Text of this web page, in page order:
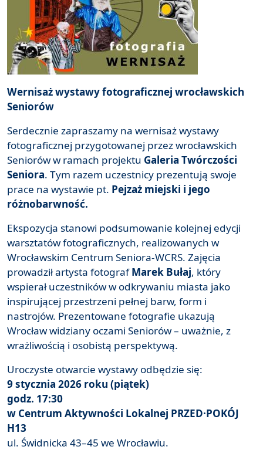
Wernisaż wystawy fotograficznej wrocławskich
Seniorów
Serdecznie zapraszamy na wernisaż wystawy
fotograficznej przygotowanej przez wrocławskich
Seniorów w ramach projektu Galeria Twórczości
Seniora. Tym razem uczestnicy prezentują swoje
prace na wystawie pt. Pejzaż miejski i jego
różnobarwność.
Ekspozycja stanowi podsumowanie kolejnej edycji
warsztatów fotograficznych, realizowanych w
Wrocławskim Centrum Seniora-WCRS. Zajęcia
prowadził artysta fotografMarek Bułaj, który
wspierał uczestników w odkrywaniu miasta jako
inspirującej przestrzeni pełnej barw, form i
nastrojów. Prezentowane fotografie ukazują
Wrocław widziany oczami Seniorów – uważnie, z
wrażliwością i osobistą perspektywą.
Uroczyste otwarcie wystawy odbędzie się:
9 stycznia 2026 roku (piątek)
godz. 17:30
w Centrum Aktywności Lokalnej PRZED·POKÓJ
H13
ul. Świdnicka 43–45 we Wrocławiu.